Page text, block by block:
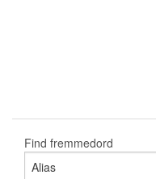
Find fremmedord